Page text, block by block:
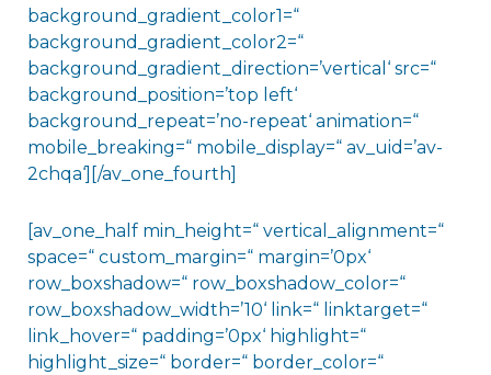
background_gradient_color1=“
background_gradient_color2=“
background_gradient_direction=’vertical‘ src=“
background_position=’top left‘
background_repeat=’no-repeat‘ animation=“
mobile_breaking=“ mobile_display=“ av_uid=’av-
2chqa‘][/av_one_fourth]
[av_one_half min_height=“ vertical_alignment=“
space=“ custom_margin=“ margin=’0px‘
row_boxshadow=“ row_boxshadow_color=“
row_boxshadow_width=’10‘ link=“ linktarget=“
link_hover=“ padding=’0px‘ highlight=“
highlight_size=“ border=“ border_color=“